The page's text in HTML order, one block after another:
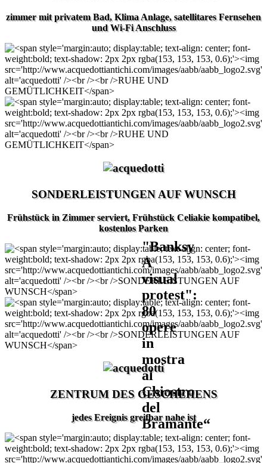
zimmer mit privatem Bad, Klima Anlage, satellitares Fernsehen
und Wi-Fi Anschluss
SONDERLEISTUNGEN AUF WUNSCH
Frühstück in Zimmer serviert, Frühstück Celiakie kompatibel,
kostenlos Parken
ZENTRUM DES GESCHEHENS
jedes Ereignis greifbar nahe ist
"Banksy
A
visual
protest":
80
opere
in
mostra
al
Chiostro
del
Bramante“